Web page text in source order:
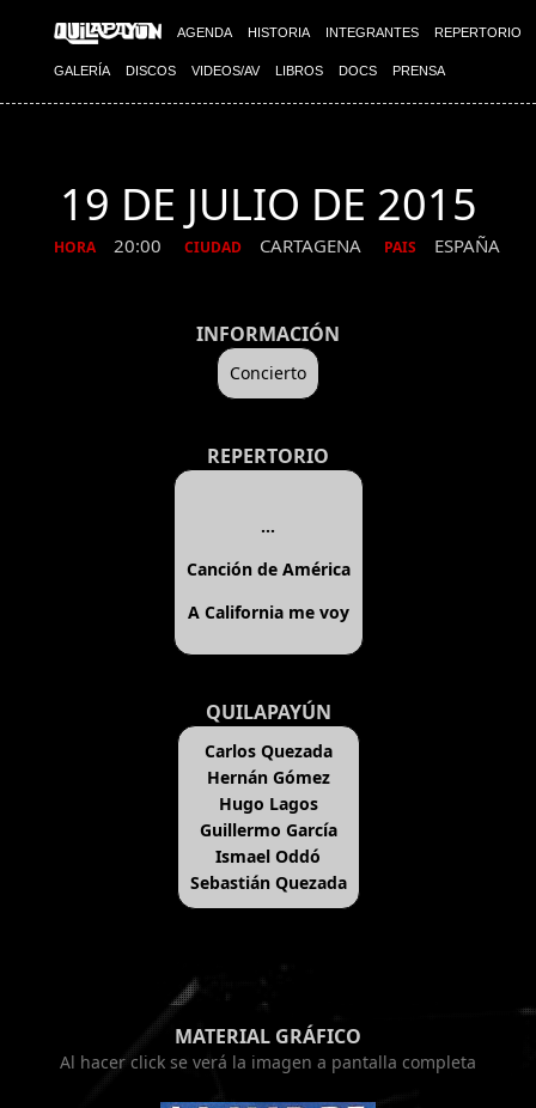
AGENDA HISTORIA INTEGRANTES REPERTORIO
GALERÍA DISCOS VIDEOS/AV LIBROS DOCS PRENSA
19 DE JULIO DE 2015
HORA 20:00 CIUDAD CARTAGENA PAIS ESPAÑA
INFORMACIÓN
Concierto
REPERTORIO
...
Canción de América
A California me voy
QUILAPAYÚN
Carlos Quezada
Hernán Gómez
Hugo Lagos
Guillermo García
Ismael Oddó
Sebastián Quezada
MATERIAL GRÁFICO
Al hacer click se verá la imagen a pantalla completa